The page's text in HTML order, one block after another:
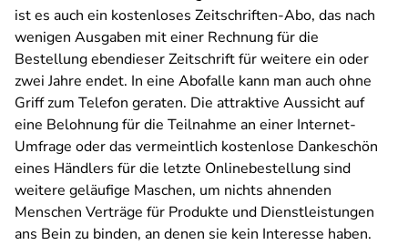
ist es auch ein kostenloses Zeitschriften-Abo, das nach
wenigen Ausgaben mit einer Rechnung für die
Bestellung ebendieser Zeitschrift für weitere ein oder
zwei Jahre endet. In eine Abofalle kann man auch ohne
Griff zum Telefon geraten. Die attraktive Aussicht auf
eine Belohnung für die Teilnahme an einer Internet-
Umfrage oder das vermeintlich kostenlose Dankeschön
eines Händlers für die letzte Onlinebestellung sind
weitere geläufige Maschen, um nichts ahnenden
Menschen Verträge für Produkte und Dienstleistungen
ans Bein zu binden, an denen sie kein Interesse haben.